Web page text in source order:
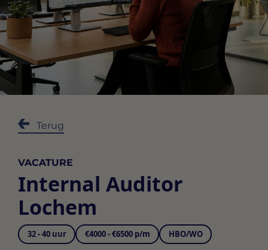
Terug
VACATURE
Internal Auditor
Lochem
32 - 40 uur €4000 - €6500 p/m HBO/WO